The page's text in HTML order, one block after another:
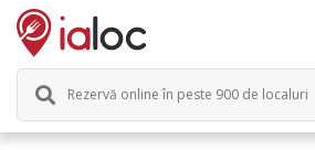
Rezervă online în peste 900 de localuri